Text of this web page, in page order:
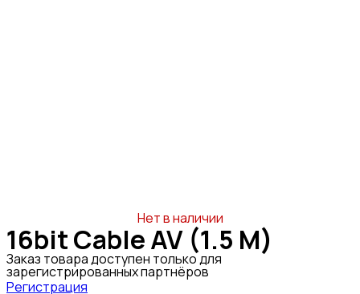
Нет в наличии
16bit Cable AV (1.5 М)
Заказ товара доступен только для
зарегистрированных партнёров
Регистрация